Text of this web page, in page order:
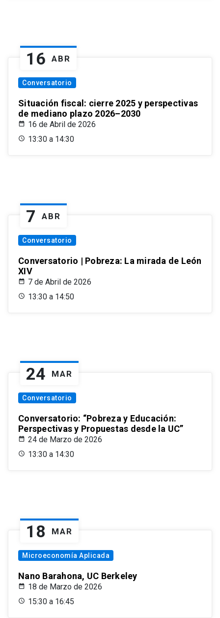
16 ABR
Conversatorio
Situación fiscal: cierre 2025 y perspectivas
de mediano plazo 2026–2030
16 de Abril de 2026
13:30 a 14:30
7 ABR
Conversatorio
Conversatorio | Pobreza: La mirada de León
XIV
7 de Abril de 2026
13:30 a 14:50
24 MAR
Conversatorio
Conversatorio: “Pobreza y Educación:
Perspectivas y Propuestas desde la UC”
24 de Marzo de 2026
13:30 a 14:30
18 MAR
Microeconomía Aplicada
Nano Barahona, UC Berkeley
18 de Marzo de 2026
15:30 a 16:45